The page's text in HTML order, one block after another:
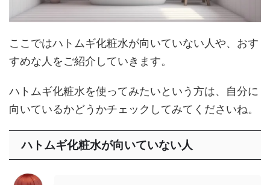
ここではハトムギ化粧水が向いていない人や、おす
すめな人をご紹介していきます。
ハトムギ化粧水を使ってみたいという方は、自分に
向いているかどうかチェックしてみてくださいね。
ハトムギ化粧水が向いていない人